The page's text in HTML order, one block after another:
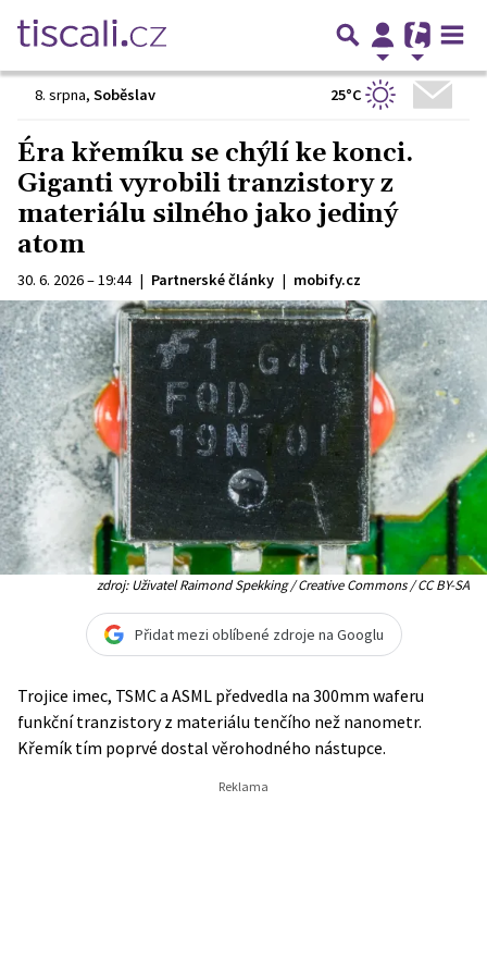
8. srpna, Soběslav 25°C
Éra křemíku se chýlí ke konci.
Giganti vyrobili tranzistory z
materiálu silného jako jediný
atom
30. 6. 2026 – 19:44 | Partnerské články | mobify.cz
zdroj: Uživatel Raimond Spekking / Creative Commons / CC BY-SA
Přidat mezi oblíbené zdroje na Googlu
Trojice imec, TSMC a ASML předvedla na 300mm waferu
funkční tranzistory z materiálu tenčího než nanometr.
Křemík tím poprvé dostal věrohodného nástupce.